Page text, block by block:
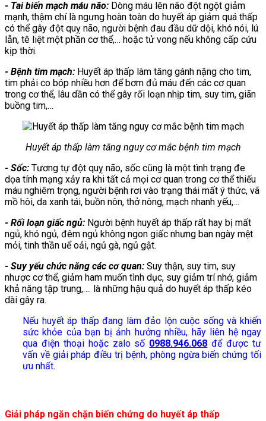
- Tai biến mạch máu não: Dòng máu lên não đột ngột giảm
mạnh, thậm chí là ngưng hoàn toàn do huyết áp giảm quá thấp
có thể gây đột quỵ não, người bệnh đau đầu dữ dội, khó nói, lú
lẫn, tê liệt một phần cơ thể,… hoặc tử vong nếu không cấp cứu
kịp thời.
- Bệnh tim mạch: Huyết áp thấp làm tăng gánh nặng cho tim,
tim phải co bóp nhiều hơn để bơm đủ máu đến các cơ quan
trong cơ thể, lâu dần có thể gây rối loạn nhịp tim, suy tim, giãn
buồng tim,…
Huyết áp thấp làm tăng nguy cơ mắc bệnh tim mạch
- Sốc: Tương tự đột quỵ não, sốc cũng là một tình trạng đe
dọa tính mạng xảy ra khi tất cả mọi cơ quan trong cơ thể thiếu
máu nghiêm trọng, người bệnh rơi vào trạng thái mất ý thức, vã
mồ hôi, da xanh tái, buồn nôn, thở nông, mạch nhanh yếu,…
- Rối loạn giấc ngủ: Người bệnh huyết áp thấp rất hay bị mất
ngủ, khó ngủ, đêm ngủ không ngon giấc nhưng ban ngày mệt
mỏi, tinh thần uể oải, ngủ gà, ngủ gật.
- Suy yếu chức năng các cơ quan: Suy thận, suy tim, suy
nhược cơ thể, giảm ham muốn tình dục, suy giảm trí nhớ, giảm
khả năng tập trung,…. là những hậu quả do huyết áp thấp kéo
dài gây ra.
Nếu huyết áp thấp đang làm đảo lộn cuộc sống và khiến
sức khỏe của bạn bị ảnh hưởng nhiều, hãy liên hệ ngay
qua điện thoại hoặc zalo số 0988.946.068 để được tư
vấn về giải pháp điều trị bệnh, phòng ngừa biến chứng tối
ưu nhất.
Giải pháp ngăn chặn biến chứng do huyết áp thấp